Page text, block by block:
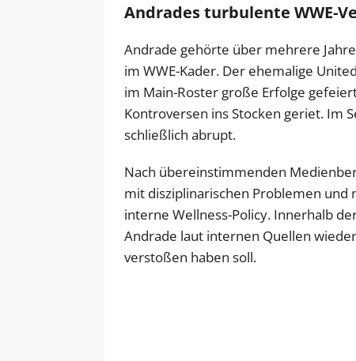
Andrades turbulente WWE-
Andrade gehörte über mehrere
im WWE-Kader. Der ehemalige
im Main-Roster große Erfolge
Kontroversen ins Stocken geriet. Im
schließlich abrupt.
Nach übereinstimmenden
mit disziplinarischen Problemen
interne Wellness-Policy. Innerhalb
Andrade laut internen Quellen
verstoßen haben soll.